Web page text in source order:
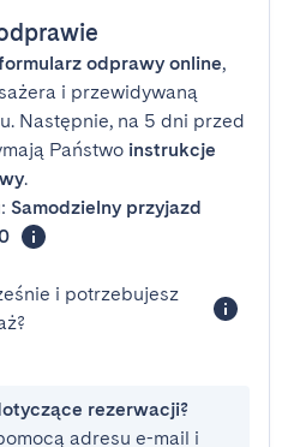
odprawy online,
i przewidywaną
Następnie, na 5 dni przed
Państwo instrukcje
.
Samodzielny przyjazd
i potrzebujesz
rezerwacji?
adresu e-mail i